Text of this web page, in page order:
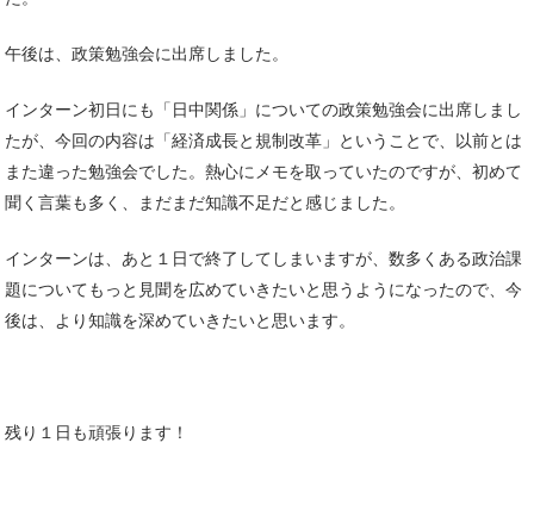
午後は、政策勉強会に出席しました。
インターン初日にも「日中関係」についての政策勉強会に出席しまし
たが、今回の内容は「経済成長と規制改革」ということで、以前とは
また違った勉強会でした。熱心にメモを取っていたのですが、初めて
聞く言葉も多く、まだまだ知識不足だと感じました。
インターンは、あと１日で終了してしまいますが、数多くある政治課
題についてもっと見聞を広めていきたいと思うようになったので、今
後は、より知識を深めていきたいと思います。
残り１日も頑張ります！